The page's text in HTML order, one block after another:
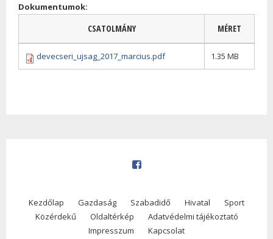
Dokumentumok:
CSATOLMÁNY MÉRET
devecseri_ujsag_2017_marcius.pdf 1.35 MB
Kezdőlap Gazdaság Szabadidő Hivatal
Sport
Közérdekű
Oldaltérkép
Adatvédelmi tájékoztató
Impresszum
Kapcsolat